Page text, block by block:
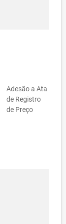
Adesão a Ata
de Registro
de Preço